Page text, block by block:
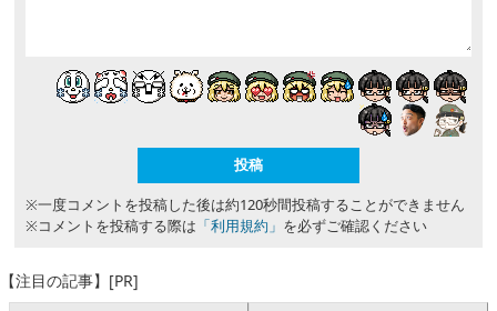
※一度コメントを投稿した後は約120秒間投稿することができません
※コメントを投稿する際は 「利用規約」 を必ずご確認ください
【注目の記事】[PR]